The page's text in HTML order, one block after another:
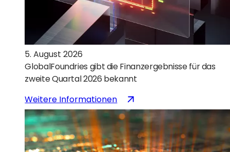
5. August 2026
GlobalFoundries gibt die Finanzergebnisse für das
zweite Quartal 2026 bekannt
Weitere Informationen:
GlobalFoundries
gibt
die
Finanzergebnisse
in
einem
neuen
Tab